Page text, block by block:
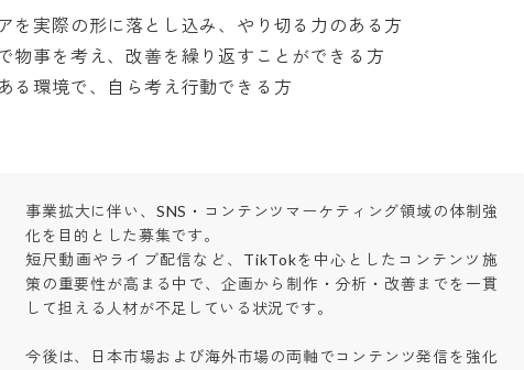
を実際の形に落とし込み、やり切る力のある方
物事を考え、改善を繰り返すことができる方
る環境で、自ら考え行動できる方
事業拡大に伴い、SNS・コンテンツマーケティング領域の体制強
化を目的とした募集です。
短尺動画やライブ配信など、TikTokを中心としたコンテンツ施
策の重要性が高まる中で、企画から制作・分析・改善までを一貫
して担える人材が不足している状況です。
今後は、日本市場および海外市場の両軸でコンテンツ発信を強化